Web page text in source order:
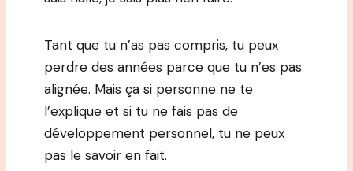
Tant que tu n’as pas compris, tu peux
perdre des années parce que tu n’es pas
alignée. Mais ça si personne ne te
l’explique et si tu ne fais pas de
développement personnel, tu ne peux
pas le savoir en fait.